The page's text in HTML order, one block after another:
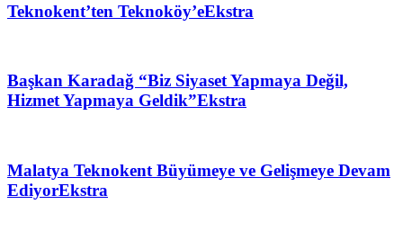
Teknokent’ten Teknoköy’eEkstra
Başkan Karadağ “Biz Siyaset Yapmaya Değil,
Hizmet Yapmaya Geldik”Ekstra
Malatya Teknokent Büyümeye ve Gelişmeye Devam
EdiyorEkstra